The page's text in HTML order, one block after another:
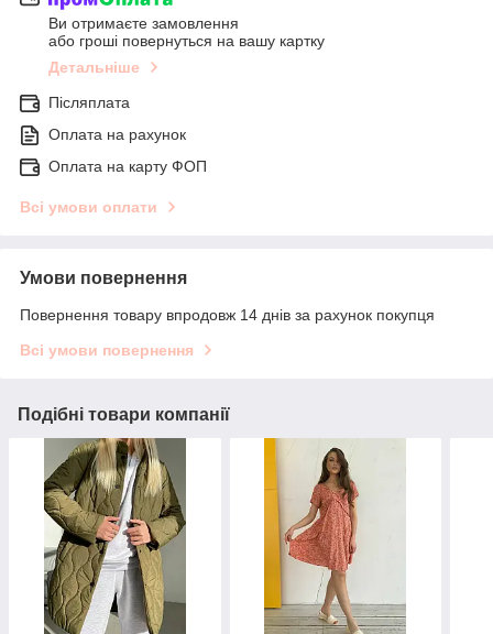
Ви отримаєте замовлення
або гроші повернуться на вашу картку
Детальніше
Післяплата
Оплата на рахунок
Оплата на карту ФОП
Всі умови оплати
Умови повернення
Повернення товару впродовж 14 днів за рахунок покупця
Всі умови повернення
Подібні товари компанії